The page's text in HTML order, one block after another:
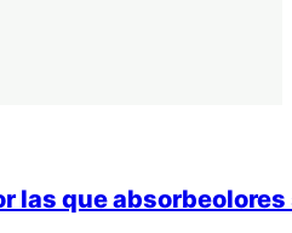
las que